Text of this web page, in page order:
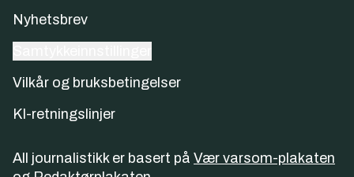
Nyhetsbrev
Vilkår og bruksbetingelser
KI-retningslinjer
All journalistikk er basert på Vær varsom-plakaten